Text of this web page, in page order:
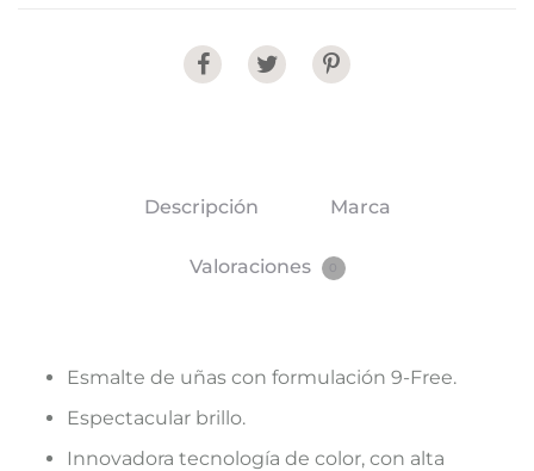
Share
Descripción Marca
Valoraciones
Esmalte de uñas con formulación 9-Free.
Espectacular brillo.
Innovadora tecnología de color, con alta